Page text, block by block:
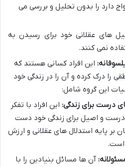
دارد را بدون تحلیل و بررسی می
های عقلانی خود برای رسیدن به
نمی کنند.
این افراد کسانی هستند که
را درک کرده و آن را در زندگی خود
این گروه شامل:
درست برای زندگی: این افراد با تفکر
درست و اصیل برای زندگی خود دست
بر پایه استدلال های عقلانی و ارزش
است.
آن ها مسائل بنیادین را با